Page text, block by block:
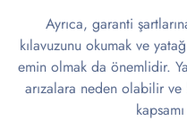
Ayrıca, garanti
kılavuzunu okumak ve
emin olmak da önemlidir.
arızalara neden olabilir